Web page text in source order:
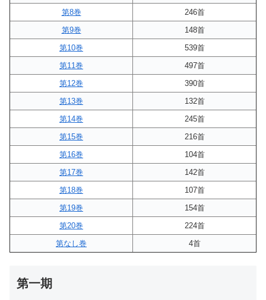
第8巻
246首
第9巻
148首
第10巻
539首
第11巻
497首
第12巻
390首
第13巻
132首
第14巻
245首
第15巻
216首
第16巻
104首
第17巻
142首
第18巻
107首
第19巻
154首
第20巻
224首
第なし巻
4首
第一期